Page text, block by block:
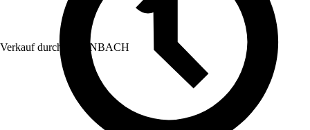
Verkauf durch: HORNBACH